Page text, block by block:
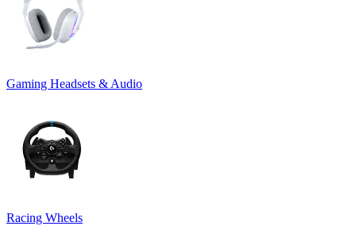
Gaming Headsets & Audio
Racing Wheels